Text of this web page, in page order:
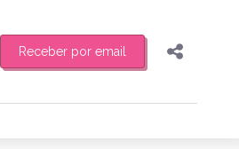
Receber por email
o resumo
Compartilhar